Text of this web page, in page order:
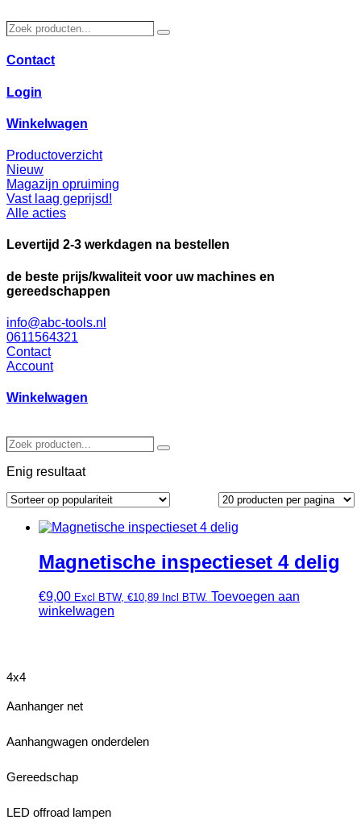
naar
inhoud
Zoek
Zoeken
Contact
Login
Winkelwagen
Productoverzicht
Nieuw
Magazijn opruiming
Vast laag geprijsd!
Alle acties
Levertijd 2-3 werkdagen na bestellen
de beste prijs/kwaliteit voor uw machines en
gereedschappen
info@abc-tools.nl
0611564321
Contact
Account
Winkelwagen
Zoek
Zoeken
Enig resultaat
Magnetische inspectieset 4 delig
€9,00 Excl BTW, €10,89 Incl BTW. Toevoegen aan
winkelwagen
4x4
Aanhanger net
Aanhangwagen onderdelen
Gereedschap
LED offroad lampen